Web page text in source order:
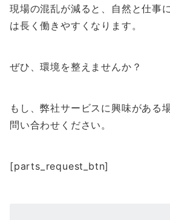
現場の混乱が減ると、自然と仕事
は長く働きやすくなります。
ぜひ、環境を整えませんか？
もし、弊社サービスに興味がある
問い合わせください。
[parts_request_btn]